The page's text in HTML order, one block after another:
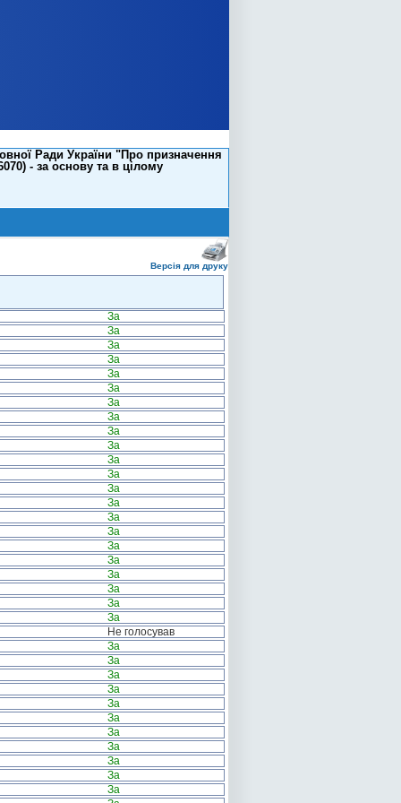
Ради України "Про призначення
- за основу та в цілому
Версія для друку
За
За
За
За
За
За
За
За
За
За
За
За
За
За
За
За
За
За
За
За
За
За
Не голосував
За
За
За
За
За
За
За
За
За
За
За